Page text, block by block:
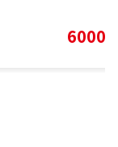
6000